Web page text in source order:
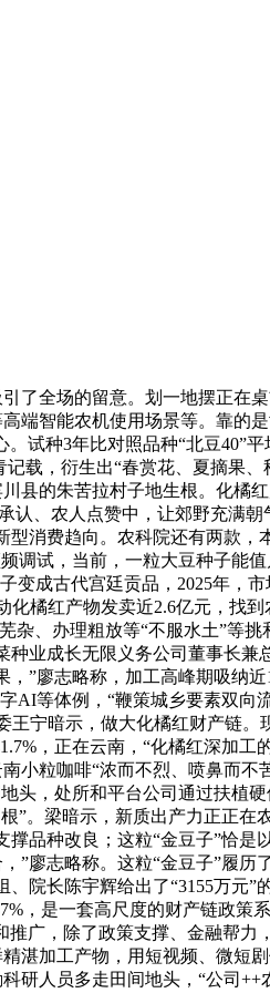
全场的留意。划一地摆正在
端智能农机使用场景等。靠的
试种3年比对照品种“北豆40”
载，衍生出“春赏花、夏摘果
的朱苦拉村子地生根。化橘
、农人点赞中，让郊野充满
消费趋向。农科院还有两款
试，当前，一粒大豆种子能
变成古代宫廷贡品，2025年，
橘红产物发卖近2.6亿元，找
、办理粗放等“不服水土”等
业成长无限义务公司董事长
”廖志略称，加工高峰期吸纳
等体例，“鞭策城乡要素双
宁暗示，做大化橘红财产链
，正在云南，“化橘红深加
粒咖啡“浓而不烈、喷鼻而
，处所和平台公司通过扶植
。梁暗示，新质出产力正正
品种改良；这粒“金豆子”恰
廖志略称。这粒“金豆子”履
院长陈宇辉给出了“3155万元
，是一套高尺度的财产链政策
广，除了政策支撑、金融帮力
加工产物，用短视频、微短
人员多走田间地头，“公司